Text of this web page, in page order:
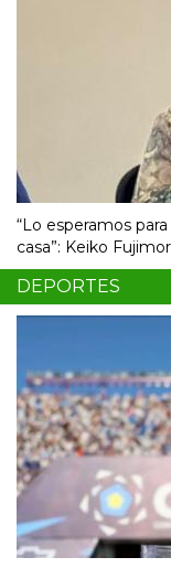
“Lo esperamos
casa”: Keiko
DEPORTES